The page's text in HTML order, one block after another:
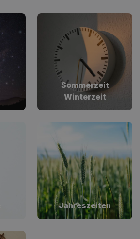
Sommerzeit
Winterzeit
Jahreszeiten